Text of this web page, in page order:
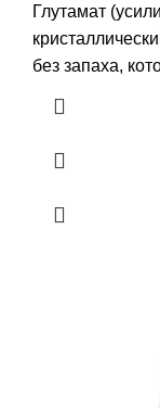
Глутамат
без запаха,